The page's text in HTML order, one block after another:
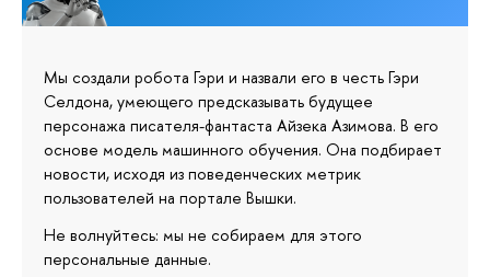
Мы создали робота Гэри и назвали его в честь Гэри
Селдона, умеющего предсказывать будущее
персонажа писателя-фантаста Айзека Азимова. В его
основе модель машинного обучения. Она подбирает
новости, исходя из поведенческих метрик
пользователей на портале Вышки.
Не волнуйтесь: мы не собираем для этого
персональные данные.